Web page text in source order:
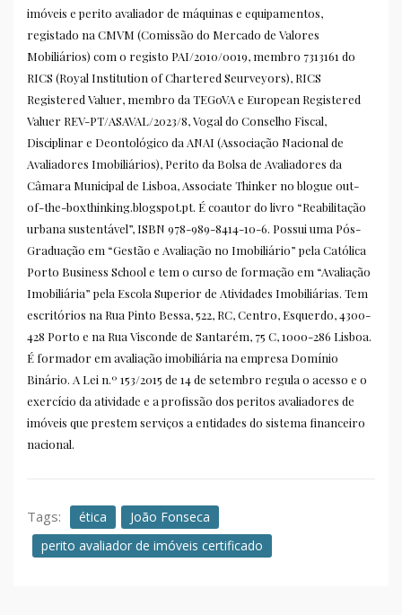
imóveis e perito avaliador de máquinas e equipamentos,
registado na CMVM (Comissão do Mercado de Valores
Mobiliários) com o registo PAI/2010/0019, membro 7313161 do
RICS (Royal Institution of Chartered Seurveyors), RICS
Registered Valuer, membro da TEGoVA e European Registered
Valuer REV-PT/ASAVAL/2023/8, Vogal do Conselho Fiscal,
Disciplinar e Deontológico da ANAI (Associação Nacional de
Avaliadores Imobiliários), Perito da Bolsa de Avaliadores da
Câmara Municipal de Lisboa, Associate Thinker no blogue out-
of-the-boxthinking.blogspot.pt. É coautor do livro “Reabilitação
urbana sustentável”, ISBN 978-989-8414-10-6. Possui uma Pós-
Graduação em “Gestão e Avaliação no Imobiliário” pela Católica
Porto Business School e tem o curso de formação em “Avaliação
Imobiliária” pela Escola Superior de Atividades Imobiliárias. Tem
escritórios na Rua Pinto Bessa, 522, RC, Centro, Esquerdo, 4300-
428 Porto e na Rua Visconde de Santarém, 75 C, 1000-286 Lisboa.
É formador em avaliação imobiliária na empresa Domínio
Binário. A Lei n.º 153/2015 de 14 de setembro regula o acesso e o
exercício da atividade e a profissão dos peritos avaliadores de
imóveis que prestem serviços a entidades do sistema financeiro
nacional.
Tags: ética
João Fonseca
perito avaliador de imóveis certificado